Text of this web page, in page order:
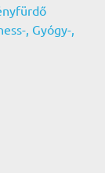
, Gyógy-,